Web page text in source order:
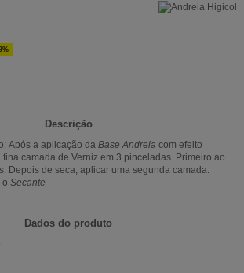
Descrição
Após a aplicação da Base Andreia com efeito
camada de Verniz em 3 pinceladas. Primeiro ao
Depois de seca, aplicar uma segunda camada.
o Secante
Dados do produto